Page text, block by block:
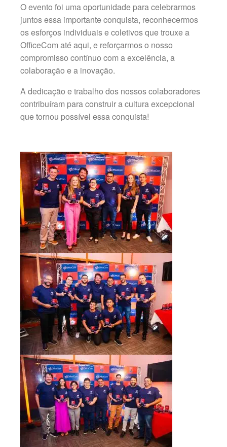
O evento foi uma oportunidade para celebrarmos
juntos essa importante conquista, reconhecermos
os esforços individuais e coletivos que trouxe a
OfficeCom até aqui, e reforçarmos o nosso
compromisso contínuo com a excelência, a
colaboração e a inovação.
A dedicação e trabalho dos nossos colaboradores
contribuíram para construir a cultura excepcional
que tornou possível essa conquista!